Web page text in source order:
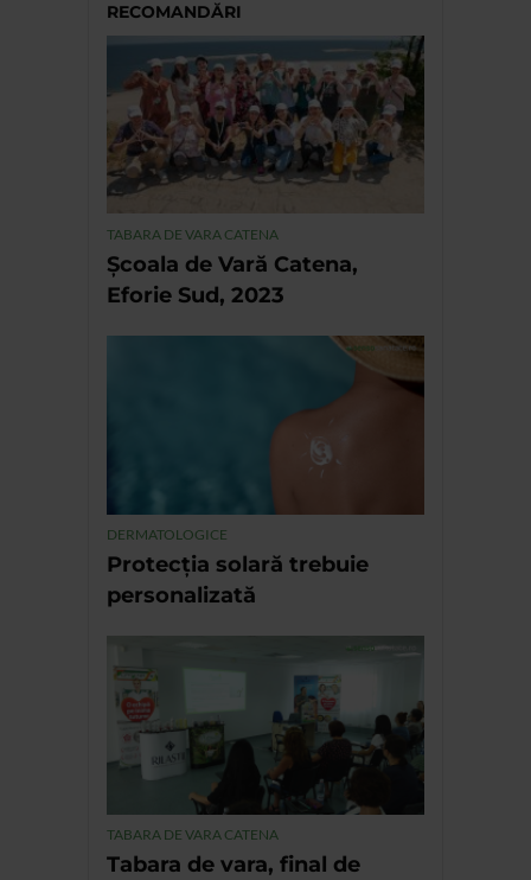
RECOMANDĂRI
TABARA DE VARA CATENA
Școala de Vară Catena,
Eforie Sud, 2023
DERMATOLOGICE
Protecția solară trebuie
personalizată
TABARA DE VARA CATENA
Tabara de vara, final de